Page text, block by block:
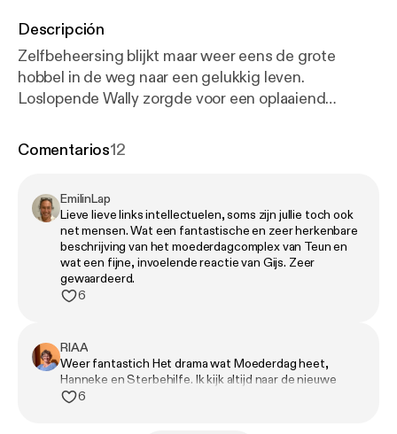
Descripción
Zelfbeheersing blijkt maar weer eens de grote
hobbel in de weg naar een gelukkig leven.
Loslopende Wally zorgde voor een oplaaiend
Moederdaghater werd Teun in een Moederdagfuik
op te rakelen en bereidt zich voor op de Hemelvaart
van poes Pingpong. We sluiten af met de
schoonheid én de tragiek van Prince. ❤️ Insta:
@teun.gijs [https://www.instagram.com/teun.gijs/ch
] 🧢 petje.af/teunengijsvertellenalles [
Slimmer met stroom omgaan levert voordeel op.
Steeds meer mensen doen het en iedereen kan
meedoen. Eneco helpt je om je eigen manier te
Comentarios12
EmilinLap
Lieve lieve links intellectuelen, soms zijn jullie toch ook
net mensen. Wat een fantastische en zeer herkenbare
beschrijving van het moederdagcomplex van Teun en
wat een fijne, invoelende reactie van Gijs. Zeer
gewaardeerd.
6
RIAA
Weer fantastich Het drama wat Moederdag heet,
Hanneke en Sterbehilfe. Ik kijk altijd naar de nieuwe
uitzending uit. Eeuwig doorgaan.
6